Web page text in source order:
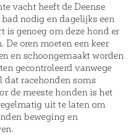
vacht heeft de Deense
nodig en dagelijks een
is genoeg om deze hond er
De oren moeten een keer
en schoongemaakt worden
gecontroleerd vanwege
dat racehonden soms
de meeste honden is het
uit te laten om
beweging en